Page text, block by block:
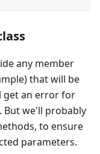
any member
that will be
get an error for
But we'll probably
to ensure
parameters.